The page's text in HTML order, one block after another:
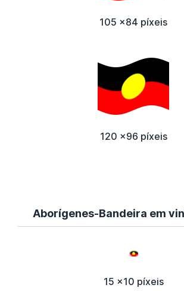
105 x84 píxeis
120 x96 píxeis
Aborígenes-Bandeira em
15 x10 píxeis